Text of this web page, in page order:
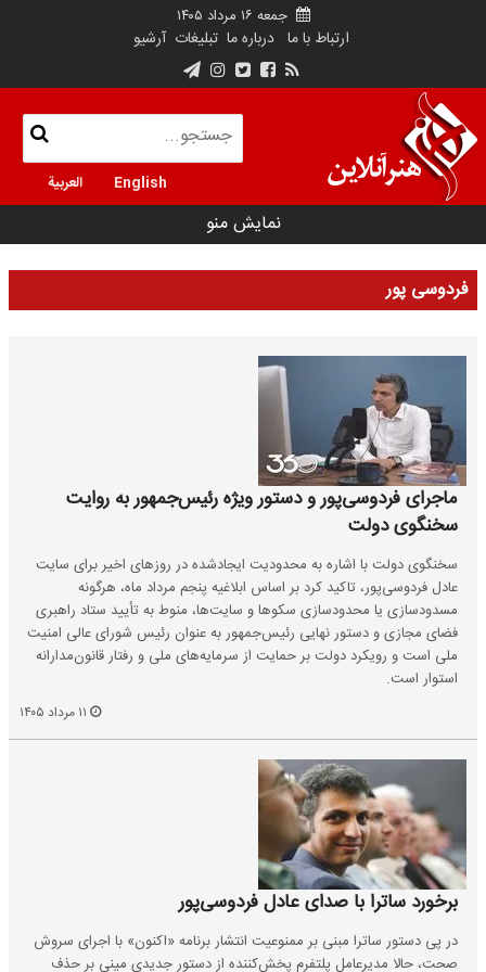
جمعه ۱۶ مرداد ۱۴۰۵
ارتباط با ما درباره ما تبلیغات آرشیو
English العربية
نمایش منو
فردوسی پور
ماجرای فردوسی‌پور و دستور ویژه رئیس‌جمهور به روایت
سخنگوی دولت
سخنگوی دولت با اشاره به محدودیت ایجادشده در روزهای اخیر برای سایت
عادل فردوسی‌پور، تاکید کرد بر اساس ابلاغیه پنجم مرداد ماه، هرگونه
مسدودسازی یا محدودسازی سکوها و سایت‌ها، منوط به تأیید ستاد راهبری
فضای مجازی و دستور نهایی رئیس‌جمهور به عنوان رئیس شورای عالی امنیت
ملی است و رویکرد دولت بر حمایت از سرمایه‌های ملی و رفتار قانون‌مدارانه
استوار است.
برخورد ساترا با صدای عادل فردوسی‌پور
در پی دستور ساترا مبنی بر ممنوعیت انتشار برنامه «اکنون» با اجرای سروش
صحت، حالا مدیرعامل پلتفرم پخش‌کننده از دستور جدیدی مینی بر حذف